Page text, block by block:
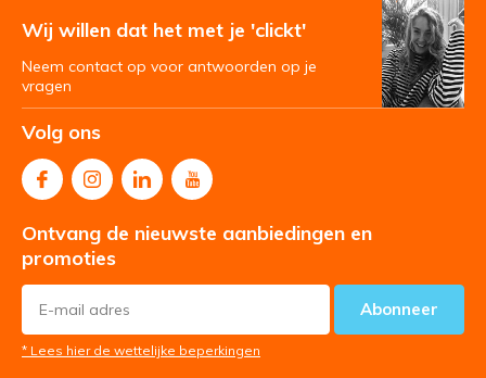
Wij willen dat het met je 'clickt'
Neem contact op voor antwoorden op je
vragen
Volg ons
Ontvang de nieuwste aanbiedingen en
promoties
Abonneer
* Lees hier de wettelijke beperkingen